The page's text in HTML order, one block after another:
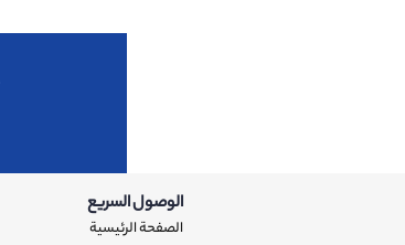
الوصول السريع
الصفحة الرئيسية